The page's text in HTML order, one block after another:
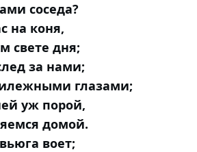
соседа?
на коня,
свете дня;
за нами;
глазами;
уж порой,
домой.
воет;